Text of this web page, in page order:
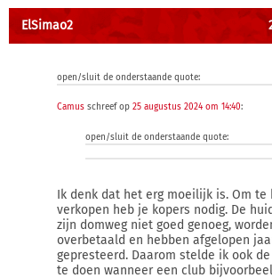
ElSimao2
open/sluit de onderstaande quote:
Camus schreef op 25 augustus 2024 om 14:40:
open/sluit de onderstaande quote:
Ik denk dat het erg moeilijk is. Om te
verkopen heb je kopers nodig. De
zijn domweg niet goed genoeg,
overbetaald en hebben afgelopen
gepresteerd. Daarom stelde ik ook
te doen wanneer een club